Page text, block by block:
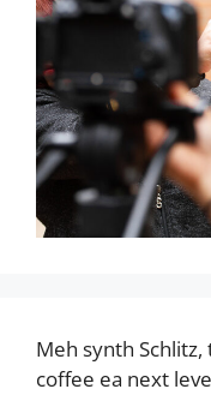
Meh synth
coffee ea next